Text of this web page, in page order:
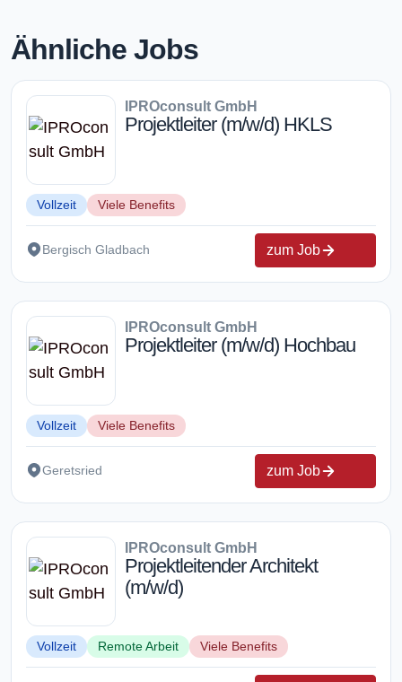
Ähnliche Jobs
IPROconsult GmbH
Projektleiter (m/w/d) HKLS
Vollzeit Viele Benefits
Bergisch Gladbach zum Job
IPROconsult GmbH
Projektleiter (m/w/d) Hochbau
Vollzeit Viele Benefits
Geretsried zum Job
IPROconsult GmbH
Projektleitender Architekt
(m/w/d)
Vollzeit Remote Arbeit Viele Benefits